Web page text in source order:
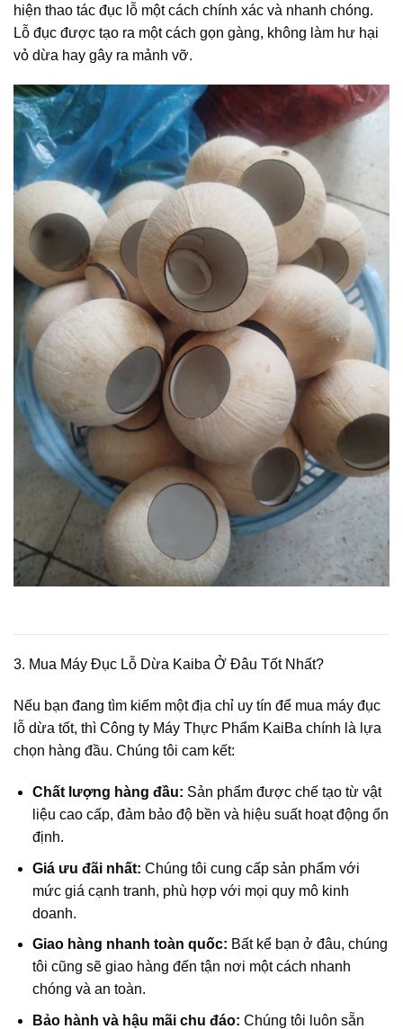
hiện thao tác đục lỗ một cách chính xác và nhanh chóng.
Lỗ đục được tạo ra một cách gọn gàng, không làm hư hại
vỏ dừa hay gây ra mảnh vỡ.
3. Mua Máy Đục Lỗ Dừa Kaiba Ở Đâu Tốt Nhất?
Nếu bạn đang tìm kiếm một địa chỉ uy tín để mua máy đục
lỗ dừa tốt, thì Công ty Máy Thực Phẩm KaiBa chính là lựa
chọn hàng đầu. Chúng tôi cam kết:
Chất lượng hàng đầu: Sản phẩm được chế tạo từ vật
liệu cao cấp, đảm bảo độ bền và hiệu suất hoạt động ổn
định.
Giá ưu đãi nhất: Chúng tôi cung cấp sản phẩm với
mức giá cạnh tranh, phù hợp với mọi quy mô kinh
doanh.
Giao hàng nhanh toàn quốc: Bất kể bạn ở đâu, chúng
tôi cũng sẽ giao hàng đến tận nơi một cách nhanh
chóng và an toàn.
Bảo hành và hậu mãi chu đáo: Chúng tôi luôn sẵn